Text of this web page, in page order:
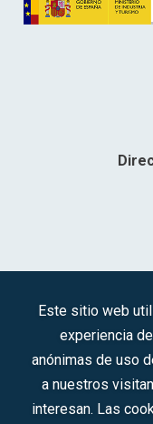
Sociedad Mercantil
Este sitio web
experiencia
anónimas de uso
a nuestros
interesan. Las